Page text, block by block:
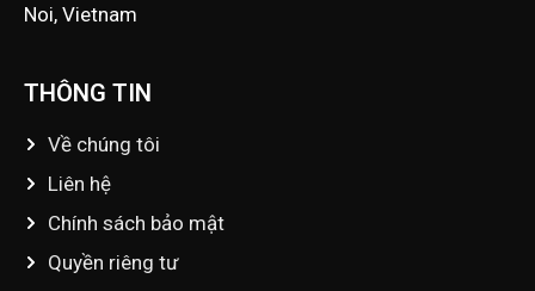
Noi, Vietnam
THÔNG TIN
Về chúng tôi
Liên hệ
Chính sách bảo mật
Quyền riêng tư